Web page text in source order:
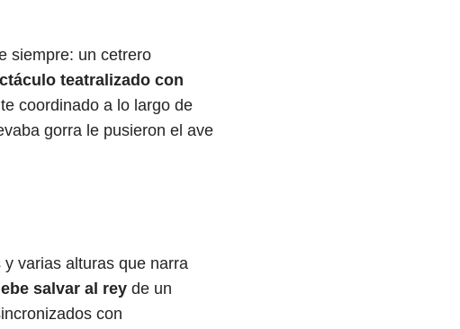
siempre: un cetrero
teatralizado con
coordinado a lo largo de
gorra le pusieron el ave
varias alturas que narra
salvar al rey de un
con